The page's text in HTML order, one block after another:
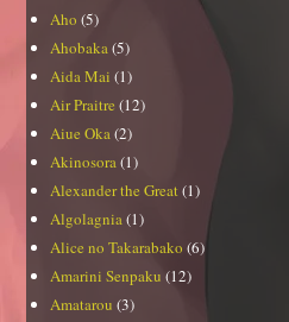
Aho (5)
Ahobaka(5)
Aida Mai (1)
Air Praitre (12)
Aiue Oka(2)
Akinosora(1)
Alexander the Great(1)
Algolagnia(1)
Alice no Takarabako (6)
Amarini Senpaku (12)
Amatarou (3)